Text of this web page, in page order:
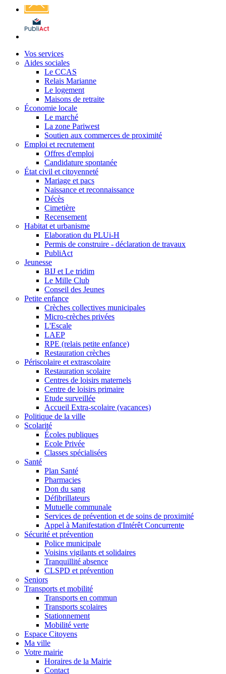
Affichage
légal
Vos services
Aides sociales
Le CCAS
Relais Marianne
Le logement
Maisons de retraite
Économie locale
Le marché
La zone Pariwest
Soutien aux commerces de proximité
Emploi et recrutement
Offres d'emploi
Candidature spontanée
État civil et citoyenneté
Mariage et pacs
Naissance et reconnaissance
Décès
Cimetière
Recensement
Habitat et urbanisme
Elaboration du PLUi-H
Permis de construire - déclaration de travaux
PubliAct
Jeunesse
BIJ et Le tridim
Le Mille Club
Conseil des Jeunes
Petite enfance
Crèches collectives municipales
Micro-crèches privées
L'Escale
LAEP
RPE (relais petite enfance)
Restauration crèches
Périscolaire et extrascolaire
Restauration scolaire
Centres de loisirs maternels
Centre de loisirs primaire
Etude surveillée
Accueil Extra-scolaire (vacances)
Politique de la ville
Scolarité
Écoles publiques
Ecole Privée
Classes spécialisées
Santé
Plan Santé
Pharmacies
Don du sang
Défibrillateurs
Mutuelle communale
Services de prévention et de soins de proximité
Appel à Manifestation d'Intérêt Concurrente
Sécurité et prévention
Police municipale
Voisins vigilants et solidaires
Tranquillité absence
CLSPD et prévention
Seniors
Transports et mobilité
Transports en commun
Transports scolaires
Stationnement
Mobilité verte
Espace Citoyens
Ma ville
Votre mairie
Horaires de la Mairie
Contact